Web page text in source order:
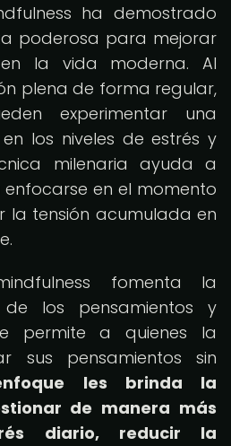
ha demostrado
poderosa para mejorar
la vida moderna. Al
plena de forma regular,
experimentar una
los niveles de estrés y
milenaria ayuda a
en el momento
la tensión acumulada en
fomenta la
los pensamientos y
permite a quienes la
sus pensamientos sin
les brinda la
de manera más
diario, reducir la